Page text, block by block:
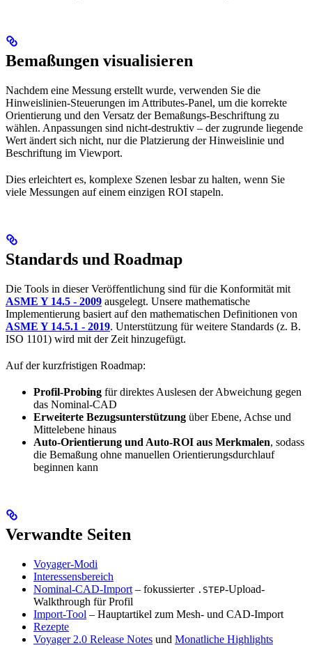
Bemaßungen visualisieren
Nachdem eine Messung erstellt wurde, verwenden Sie die
Hinweislinien-Steuerungen im Attributes-Panel, um die korrekte
Orientierung und den Versatz der Bemaßungs-Beschriftung zu
wählen. Anpassungen sind nicht-destruktiv – der zugrunde liegende
Wert ändert sich nicht, nur die Platzierung der Hinweislinie und
Beschriftung im Viewport.
Dies erleichtert es, komplexe Szenen lesbar zu halten, wenn Sie
viele Messungen auf einem einzigen ROI stapeln.
Standards und Roadmap
Die Tools in dieser Veröffentlichung sind für die Konformität mit
ASME Y 14.5 - 2009 ausgelegt. Unsere mathematische
Implementierung basiert auf den mathematischen Definitionen von
ASME Y 14.5.1 - 2019. Unterstützung für weitere Standards (z. B.
ISO 1101) wird mit der Zeit hinzugefügt.
Auf der kurzfristigen Roadmap:
Profil-Probing für direktes Auslesen der Abweichung gegen
das Nominal-CAD
Erweiterte Bezugsunterstützung über Ebene, Achse und
Mittelebene hinaus
Auto-Orientierung und Auto-ROI aus Merkmalen, sodass
die Bemaßung ohne manuellen Orientierungsdurchlauf
beginnen kann
Verwandte Seiten
Voyager-Modi
Interessensbereich
Nominal-CAD-Import – fokussierter .STEP-Upload-
Walkthrough für Profil
Import-Tool – Hauptartikel zum Mesh- und CAD-Import
Rezepte
Voyager 2.0 Release Notes und Monatliche Highlights